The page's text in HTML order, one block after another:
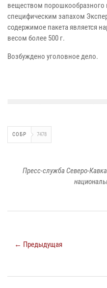
веществом порошкообразного
специфическим запахом
содержимое пакета является
весом более 500 г.
Возбуждено уголовное дело.
СОБР 7478
Пресс-служба Северо-
← Предыдущая